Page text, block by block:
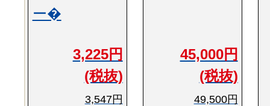
ー�
3,225円
(税抜)
3,547円
45,000円
(税抜)
49,500円